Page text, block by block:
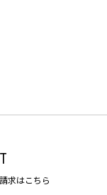
求はこちら